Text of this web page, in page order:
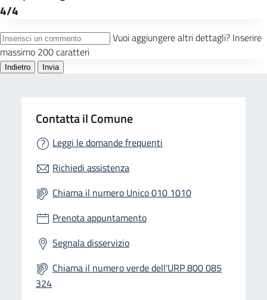
Contatta il Comune
Leggi le domande frequenti
Richiedi assistenza
Chiama il numero Unico 010 1010
Prenota appuntamento
Segnala disservizio
Chiama il numero verde dell'URP 800 085
324